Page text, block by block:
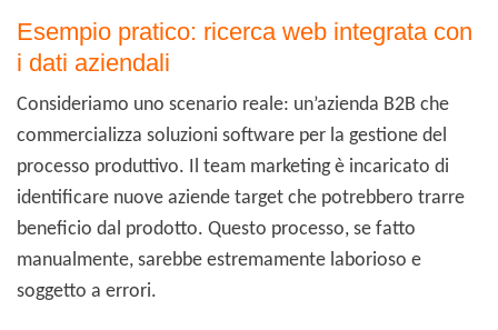
Esempio pratico: ricerca web integrata con
i dati aziendali
Consideriamo uno scenario reale: un’azienda B2B che
commercializza soluzioni software per la gestione del
processo produttivo. Il team marketing è incaricato di
identificare nuove aziende target che potrebbero trarre
beneficio dal prodotto. Questo processo, se fatto
manualmente, sarebbe estremamente laborioso e
soggetto a errori.